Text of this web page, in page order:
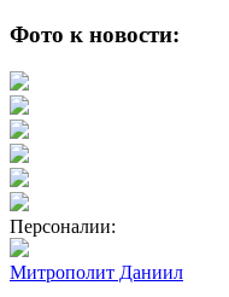
Фото к новости:
Персоналии:
Митрополит Даниил